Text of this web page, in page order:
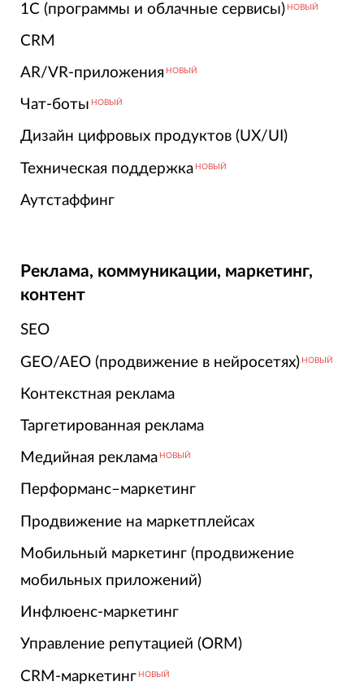
1С (программы и облачные сервисы) НОВЫЙ
CRM
AR/VR-приложения НОВЫЙ
Чат-боты НОВЫЙ
Дизайн цифровых продуктов (UX/UI)
Техническая поддержка НОВЫЙ
Аутстаффинг
Реклама, коммуникации, маркетинг,
контент
SEO
GEO/AEO (продвижение в нейросетях) НОВЫЙ
Контекстная реклама
Таргетированная реклама
Медийная реклама НОВЫЙ
Перформанс–маркетинг
Продвижение на маркетплейсах
Мобильный маркетинг (продвижение
мобильных приложений)
Инфлюенс-маркетинг
Управление репутацией (ORM)
CRM-маркетинг НОВЫЙ